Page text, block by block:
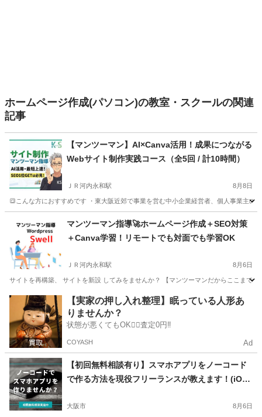
ホームページ作成(パソコン)の教室・スクールの関連
記事
【マンツーマン】AI×Canva活用！成果につながる
Webサイト制作実践コース（全5回 / 計10時間）
ＪＲ河内永和駅 8月8日
🔳こんな方におすすめです ・東大阪近郊で事業を営む中小企業経営者、個人事業主
ＪＲ河内永和駅 Windows総合 マンツーマン
マンツーマン指導🚀ホームページ作成＋SEO対策
＋Canva学習！リモートでも対面でも学習OK
ＪＲ河内永和駅 8月6日
サイトを再構築、 サイトを新設 してみをませんか？ 【マンツーマンだからここ
大阪 東大阪市 ＪＲ河内永和駅 ホームページ作成
【実家の押し入れ整理】眠っている人形あ
りませんか？
状態が悪くてもOK🙆‍♀️査定0円‼️
COYASH Ad
【初回無料相談有り】スマホアプリをノーコード
で作る方法を現役フリーランスが教えます！(iOS
大阪市 8月6日